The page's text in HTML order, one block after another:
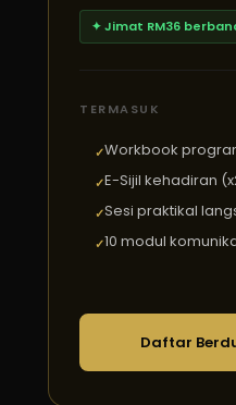
✦ Jimat RM36
TERMASUK
Workbook
E-Sijil kehadiran
Sesi praktikal
10 modul
Daftar